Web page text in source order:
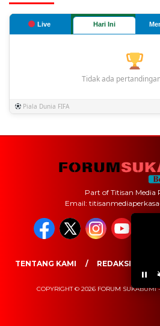
Live Hari Ini
Tidak ada
Piala Dunia FIFA
Part of Titisan Media
Email:
TENTANG KAMI REDAKSI
COPYRIGHT © 2026 FORUM SUKABUMI